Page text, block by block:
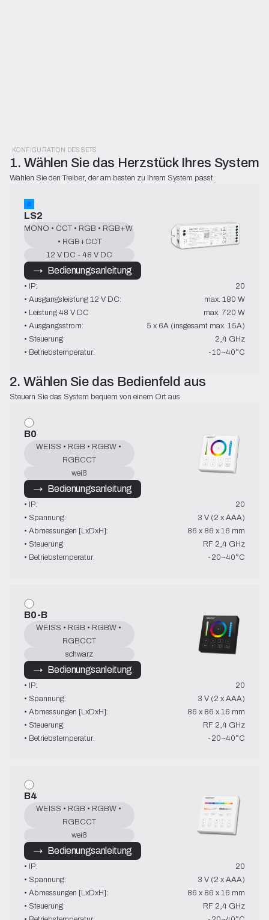
KONFIGURATION DES SETS
1. Wählen Sie das Herzstück Ihres Systems
Wählen Sie den Treiber, der am besten zu Ihrem System passt.
LS2
MONO • CCT • RGB • RGB+W
• RGB+CCT
12 V DC - 48 V DC
→   Bedienungsanleitung
• IP:
20
• Ausgangsleistung 12 V DC:
max. 180 W
• Leistung 48 V DC
max. 720 W
• Ausgangsstrom:
5 x 6A (insgesamt max. 15A)
• Steuerung:
2,4 GHz
• Betriebstemperatur:
-10~40°C
2. Wählen Sie das Bedienfeld aus
Steuern Sie das System bequem von einem Ort aus
B0
WEISS • RGB • RGBW •
RGBCCT
weiß
→   Bedienungsanleitung
• IP:
20
• Spannung:
3 V (2 x AAA)
• Abmessungen [LxDxH]:
86 x 86 x 16 mm
• Steuerung:
RF 2,4 GHz
• Betriebstemperatur:
-20~40°C
B0-B
WEISS • RGB • RGBW •
RGBCCT
schwarz
→   Bedienungsanleitung
• IP:
20
• Spannung:
3 V (2 x AAA)
• Abmessungen [LxDxH]:
86 x 86 x 16 mm
• Steuerung:
RF 2,4 GHz
• Betriebstemperatur:
-20~40°C
B4
WEISS • RGB • RGBW •
RGBCCT
weiß
→   Bedienungsanleitung
• IP:
20
• Spannung:
3 V (2 x AAA)
• Abmessungen [LxDxH]:
86 x 86 x 16 mm
• Steuerung:
RF 2,4 GHz